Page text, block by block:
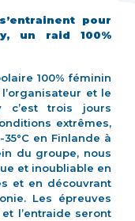
pour
un raid 100%
100% féminin
et le
c’est trois jours
extrêmes,
en Finlande à
du groupe, nous
et inoubliable en
et en découvrant
Les épreuves
l’entraide seront